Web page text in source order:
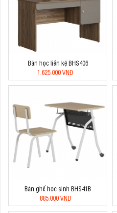
Bàn học liền kệ BHS406
1.625.000 VNĐ
Bàn ghế học sinh BHS41B
885.000 VNĐ